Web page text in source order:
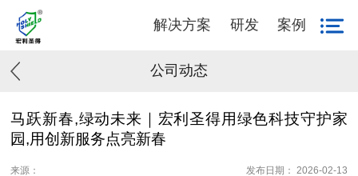
解决方案 研发 案例
公司动态
马跃新春,绿动未来｜宏利圣得用绿色科技守护家
园,用创新服务点亮新春
来源： 发布日期： 2026-02-13